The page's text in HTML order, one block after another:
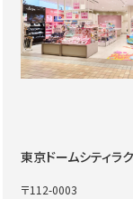
東京ドームシティラ
〒112-0003